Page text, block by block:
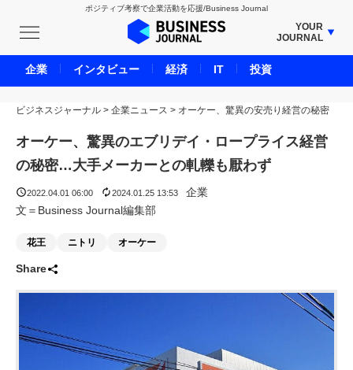
ポジティブ考察で企業活動を応援/Business Journal
YOUR
JOURNAL
BUSINESS JOURNAL
UNICORN JOURNAL
CARBON CREDITS JOURNAL
IVS JOURNAL
ENERGY MANAGEMENT JOURNAL
LIFE ENDING JOURNAL
ビジネスジャーナル > 企業ニュース > オーケー、驚異の安売り経営の秘密
オーケー、驚異のエブリデイ・ロープライス経営
の秘密…大手メーカーとの軋轢も厭わず
2022.04.01 06:00 2024.01.25 13:53
企業
文＝Business Journal編集部
花王 ニトリ オーケー
Share
企業 インタビュー 経済 IT 投資